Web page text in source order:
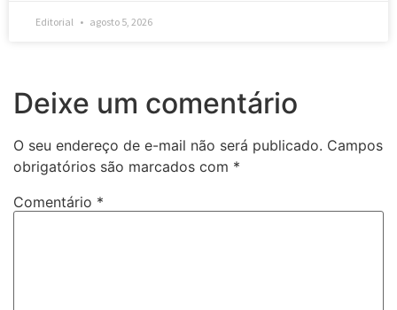
Editorial agosto 5, 2026
Deixe um comentário
O seu endereço de e-mail não será publicado. Campos
obrigatórios são marcados com *
Comentário *